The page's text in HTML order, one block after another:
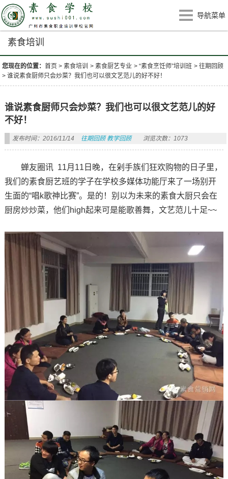
导航菜单
素食培训
您现在的位置：首页 >素食培训 >素食厨艺专业 >“素食烹饪师”培训班 >往期回顾
>谁说素食厨师只会炒菜？我们也可以很文艺范儿的好不好！
谁说素食厨师只会炒菜？我们也可以很文艺范儿的好
不好！
发布时间：2016/11/14 往期回顾 教学回顾 浏览次数：1073
蝉友圈讯 11月11日晚，在剁手族们狂欢购物的日子里，
我们的素食厨艺班的学子在学校多媒体功能厅来了一场别开
生面的“唱k歌神比赛”。是的！别以为未来的素食大厨只会在
厨房炒炒菜，他们high起来可是能歌善舞，文艺范儿十足~~